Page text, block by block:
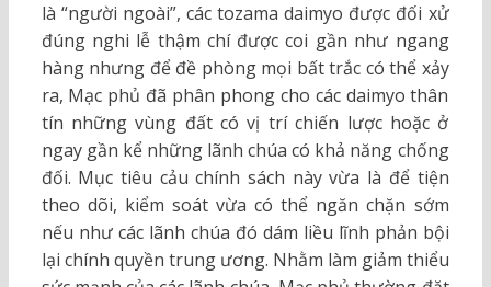
là “người ngoài”, các tozama daimyo được đối xử
đúng nghi lễ thậm chí được coi gần như ngang
hàng nhưng để đề phòng mọi bất trắc có thể xảy
ra, Mạc phủ đã phân phong cho các daimyo thân
tín những vùng đất có vị trí chiến lược hoặc ở
ngay gần kể những lãnh chúa có khả năng chống
đối. Mục tiêu cảu chính sách này vừa là để tiện
theo dõi, kiểm soát vừa có thể ngăn chặn sớm
nếu như các lãnh chúa đó dám liều lĩnh phản bội
lại chính quyền trung ương. Nhằm làm giảm thiểu